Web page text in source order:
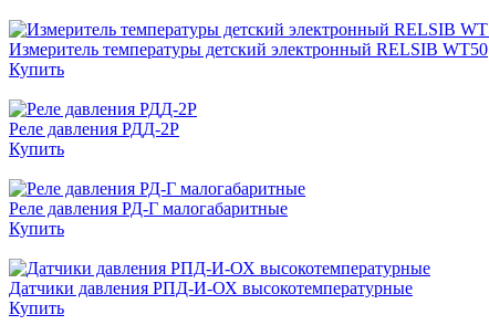
Измеритель температуры детский электронный RELSIB WT50
Купить
Реле давления РДД-2Р
Купить
Реле дав­ле­ния РД-Г мало­га­ба­рит­ные
Купить
Датчики давления РПД-И-ОХ высокотемпературные
Купить